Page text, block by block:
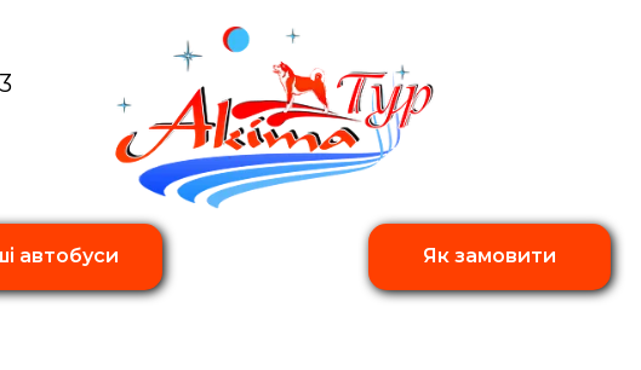
Як замовити
автобуси